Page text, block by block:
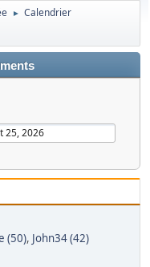
► Calendrier
(50), John34 (42)